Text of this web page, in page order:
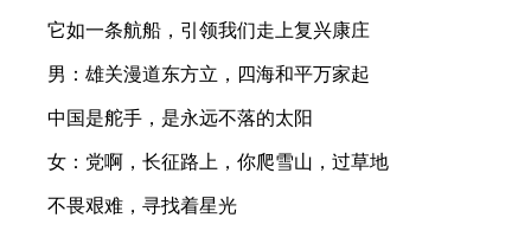
它如一条航船，引领我们走上复兴康庄
男：雄关漫道东方立，四海和平万家起
中国是舵手，是永远不落的太阳
女：党啊，长征路上，你爬雪山，过草地
不畏艰难，寻找着星光